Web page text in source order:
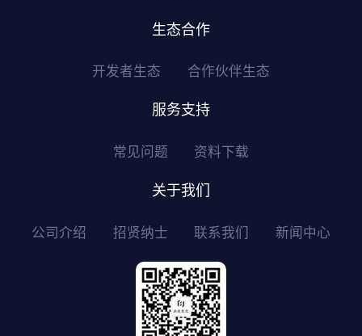
生态合作
开发者生态 合作伙伴生态
服务支持
常见问题 资料下载
关于我们
公司介绍 招贤纳士 联系我们 新闻中心